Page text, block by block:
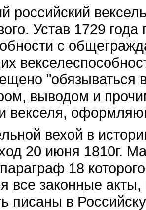
Устав 1729
с
"обязываться
выводом и
векселя,
вехой в
20 июня 1810г.
18
все законные
писаны в